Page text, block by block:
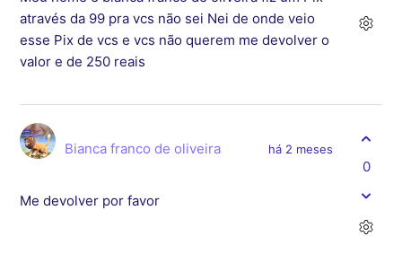
através da 99 pra vcs não sei Nei de onde veio
esse Pix de vcs e vcs não querem me devolver o
valor e de 250 reais
Bianca franco de oliveira há 2 meses
Me devolver por favor
0